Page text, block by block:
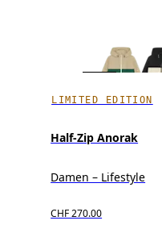
LIMITED EDITION
Half-Zip Anorak
Damen – Lifestyle
CHF 270.00